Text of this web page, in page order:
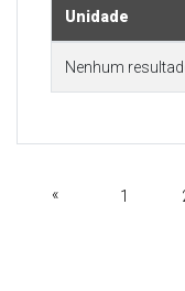
Unidade
Nenhum
« 1